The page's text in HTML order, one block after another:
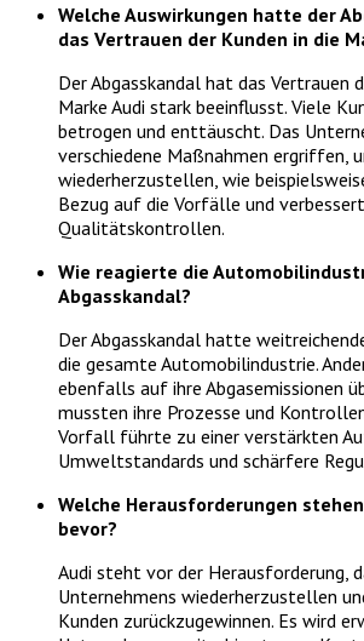
Welche Auswirkungen hatte der
das Vertrauen der Kunden in die
Der Abgasskandal hat das Vertrauen
Marke Audi stark beeinflusst. Viele
betrogen und enttäuscht. Das
verschiedene Maßnahmen ergriffen,
wiederherzustellen, wie
Bezug auf die Vorfälle und
Qualitätskontrollen.
Wie reagierte die
Abgasskandal?
Der Abgasskandal hatte
die gesamte Automobilindustrie.
ebenfalls auf ihre Abgasemissionen
mussten ihre Prozesse und
Vorfall führte zu einer verstärkten
Umweltstandards und schärfere
Welche Herausforderungen
bevor?
Audi steht vor der Herausforderung,
Unternehmens wiederherzustellen
Kunden zurückzugewinnen. Es wird